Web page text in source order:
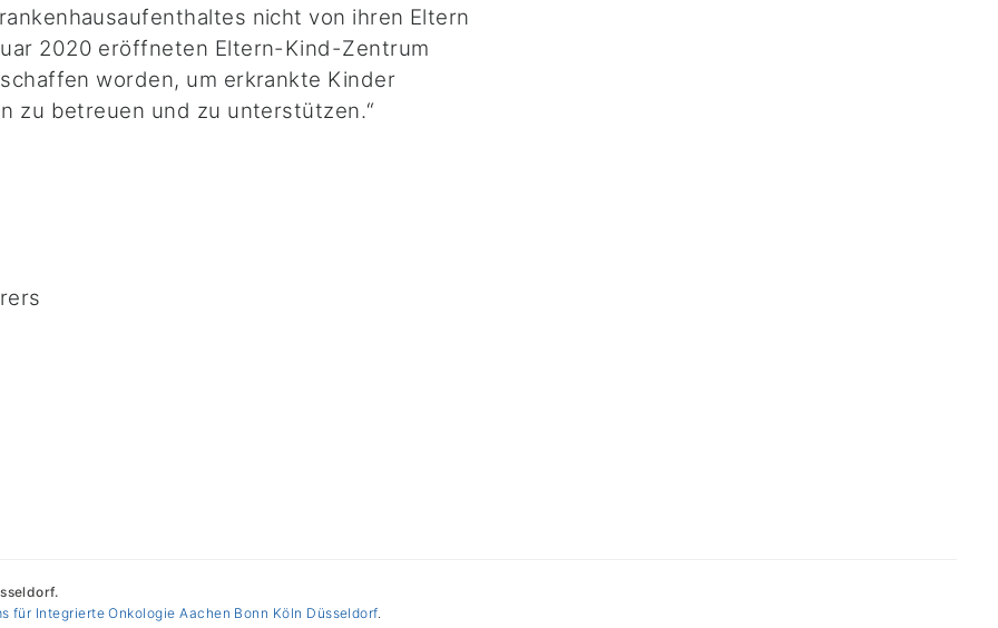
nicht von ihren Eltern
2020 eröffneten Eltern-Kind-Zentrum
worden, um erkrankte Kinder
zu betreuen und zu unterstützen.“
für Integrierte Onkologie Aachen Bonn Köln Düsseldorf.